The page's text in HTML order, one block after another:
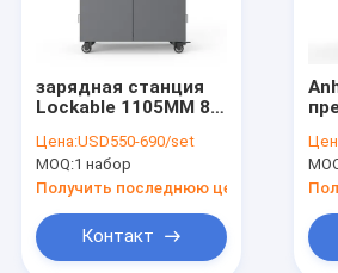
зарядная станция
Lockable 1105MM 8S
Chromebook Ipad
Цена:USD550-690/set
MOQ:1 набор
Получить последнюю цену
Контакт